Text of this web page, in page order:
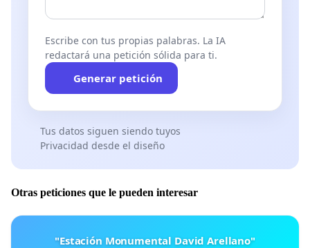
Escribe con tus propias palabras. La IA
redactará una petición sólida para ti.
Generar petición
Tus datos siguen siendo tuyos
Privacidad desde el diseño
Otras peticiones que le pueden interesar
"Estación Monumental David Arellano"